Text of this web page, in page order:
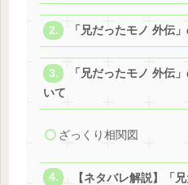
「兄だったモノ 外伝
「兄だったモノ 外伝
いて
ざっくり相関図
【ネタバレ解説】「